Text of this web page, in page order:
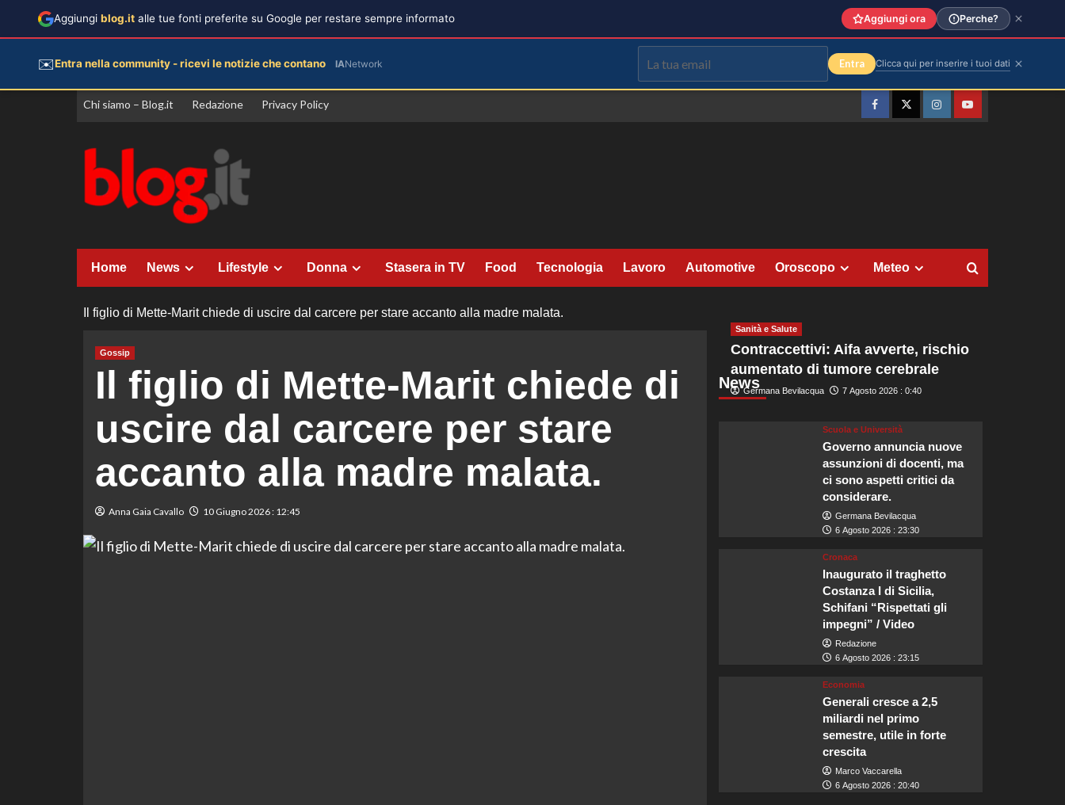
Vai
Chi siamo – Blog.it Redazione Privacy Policy
FacebookTwitterInstagramYouTube
Home News Lifestyle Donna Stasera in TV Food Tecnologia Lavoro Automotive Oroscopo Meteo
Il figlio di Mette-Marit chiede di uscire dal carcere per stare accanto alla madre malata.
Gossip
Il figlio di Mette-Marit chiede di
uscire dal carcere per stare
accanto alla madre malata.
Anna Gaia Cavallo 10 Giugno 2026 : 12:45
News
Sanità e Salute
Contraccettivi: Aifa avverte, rischio
aumentato di tumore cerebrale
Germana Bevilacqua 7 Agosto 2026 : 0:40
Scuola e Università
Governo annuncia nuove
assunzioni di docenti, ma
ci sono aspetti critici da
considerare.
Germana Bevilacqua
6 Agosto 2026 : 23:30
Cronaca
Inaugurato il traghetto
Costanza I di Sicilia,
Schifani “Rispettati gli
impegni” / Video
Redazione
6 Agosto 2026 : 23:15
Economia
Generali cresce a 2,5
miliardi nel primo
semestre, utile in forte
crescita
Marco Vaccarella
6 Agosto 2026 : 20:40
Aggiungi blog.it alle tue fonti preferite su Google per restare sempre informato Aggiungi ora Perche?
✉️Entra nella community - ricevi le notizie che contano IANetwork Entra Clicca qui per inserire i tuoi dati